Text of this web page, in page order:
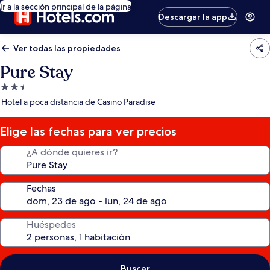
Ir a la sección principal de la página
Descargar la app
Ver todas las propiedades
Pure Stay
Propiedad
de
estrellas
Hotel a poca distancia de Casino Paradise
Elige las fechas para ver precios
¿A dónde quieres ir?
Fechas
Huéspedes